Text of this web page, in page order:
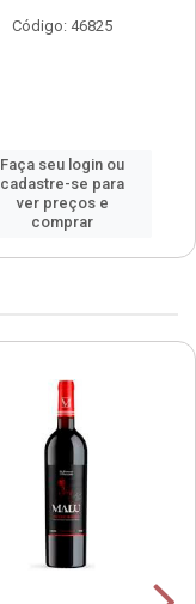
Código: 46825
Faça seu login ou
cadastre-se para
ver preços e
comprar